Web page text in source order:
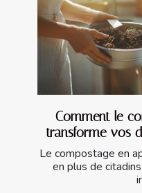
Comment le
transforme vos
Le compostage en
en plus de